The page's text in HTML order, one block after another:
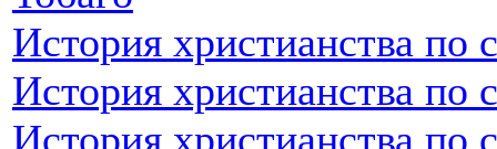
История христианства по
История христианства по
История христианства по